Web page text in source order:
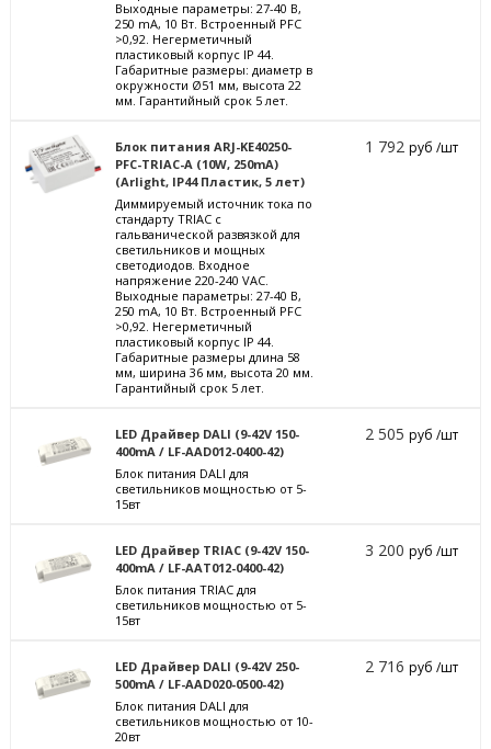
Выходные параметры: 27-40 В,
250 mА, 10 Вт. Встроенный PFC
>0,92. Негерметичный
пластиковый корпус IP 44.
Габаритные размеры: диаметр в
окружности Ø51 мм, высота 22
мм. Гарантийный срок 5 лет.
Блок питания ARJ-KE40250-
PFC-TRIAC-A (10W, 250mA)
(Arlight, IP44 Пластик, 5 лет)
Диммируемый источник тока по
стандарту TRIAC с
гальванической развязкой для
светильников и мощных
светодиодов. Входное
напряжение 220-240 VAC.
Выходные параметры: 27-40 В,
250 mА, 10 Вт. Встроенный PFC
>0,92. Негерметичный
пластиковый корпус IP 44.
Габаритные размеры длина 58
мм, ширина 36 мм, высота 20 мм.
Гарантийный срок 5 лет.
1 792руб /шт
LED Драйвер DALI (9-42V 150-
400mA / LF-AAD012-0400-42)
Блок питания DALI для
светильников мощностью от 5-
15вт
2 505руб /шт
LED Драйвер TRIAC (9-42V 150-
400mA / LF-AAT012-0400-42)
Блок питания TRIAC для
светильников мощностью от 5-
15вт
3 200руб /шт
LED Драйвер DALI (9-42V 250-
500mA / LF-AAD020-0500-42)
Блок питания DALI для
светильников мощностью от 10-
20вт
2 716руб /шт